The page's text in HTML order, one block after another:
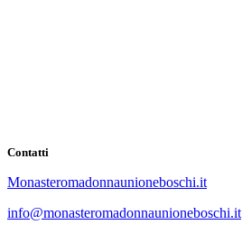
Contatti
Monasteromadonnaunioneboschi.it
info@monasteromadonnaunioneboschi.it